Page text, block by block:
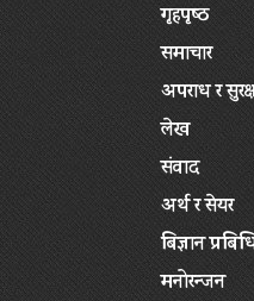
गृहपृष्‍ठ
समाचार
अपराध र
लेख
संवाद
अर्थ र सेयर
बिज्ञान
मनोरन्जन